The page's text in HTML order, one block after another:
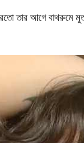
তার আগে বাথরুমে